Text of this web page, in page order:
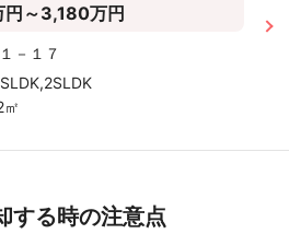
～3,180万円
－１７
する時の注意点